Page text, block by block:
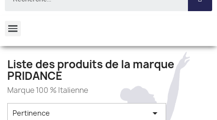
Liste des produits de la marque
PRIDANCE
Marque 100 % Italienne
Pertinence 